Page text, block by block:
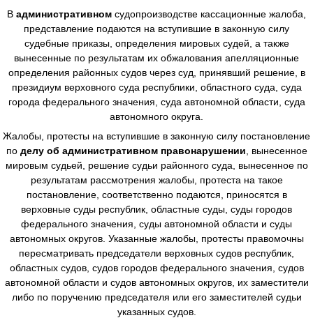
В административном судопроизводстве кассационные жалоба,
представление подаются на вступившие в законную силу
судебные приказы, определения мировых судей, а также
вынесенные по результатам их обжалования апелляционные
определения районных судов через суд, принявший решение, в
президиум верховного суда республики, областного суда, суда
города федерального значения, суда автономной области, суда
автономного округа.
Жалобы, протесты на вступившие в законную силу постановление
по делу об административном правонарушении , вынесенное
мировым судьей, решение судьи районного суда, вынесенное по
результатам рассмотрения жалобы, протеста на такое
постановление, соответственно подаются, приносятся в
верховные суды республик, областные суды, суды городов
федерального значения, суды автономной области и суды
автономных округов. Указанные жалобы, протесты правомочны
пересматривать председатели верховных судов республик,
областных судов, судов городов федерального значения, судов
автономной области и судов автономных округов, их заместители
либо по поручению председателя или его заместителей судьи
указанных судов.